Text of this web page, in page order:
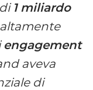
1 miliardo
engagement
aveva
di